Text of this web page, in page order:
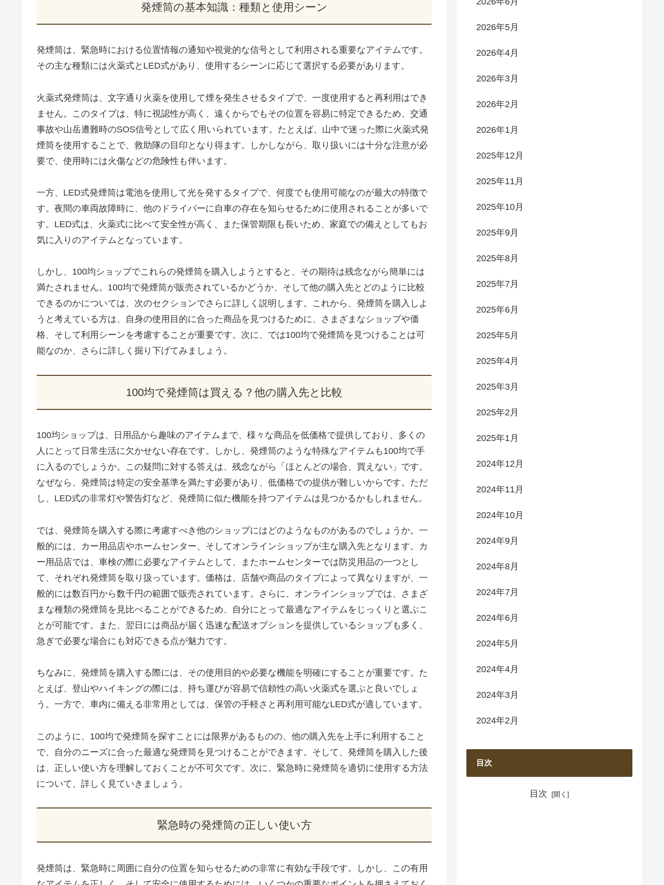
発煙筒の基本知識：種類と使用シーン
発煙筒は、緊急時における位置情報の通知や視覚的な信号として利用される重要なアイテムです。
その主な種類には火薬式とLED式があり、使用するシーンに応じて選択する必要があります。
火薬式発煙筒は、文字通り火薬を使用して煙を発生させるタイプで、一度使用すると再利用はでき
ません。このタイプは、特に視認性が高く、遠くからでもその位置を容易に特定できるため、交通
事故や山岳遭難時のSOS信号として広く用いられています。たとえば、山中で迷った際に火薬式発
煙筒を使用することで、救助隊の目印となり得ます。しかしながら、取り扱いには十分な注意が必
要で、使用時には火傷などの危険性も伴います。
一方、LED式発煙筒は電池を使用して光を発するタイプで、何度でも使用可能なのが最大の特徴で
す。夜間の車両故障時に、他のドライバーに自車の存在を知らせるために使用されることが多いで
す。LED式は、火薬式に比べて安全性が高く、また保管期限も長いため、家庭での備えとしてもお
気に入りのアイテムとなっています。
しかし、100均ショップでこれらの発煙筒を購入しようとすると、その期待は残念ながら簡単には
満たされません。100均で発煙筒が販売されているかどうか、そして他の購入先とどのように比較
できるのかについては、次のセクションでさらに詳しく説明します。これから、発煙筒を購入しよ
うと考えている方は、自身の使用目的に合った商品を見つけるために、さまざまなショップや価
格、そして利用シーンを考慮することが重要です。次に、では100均で発煙筒を見つけることは可
能なのか、さらに詳しく掘り下げてみましょう。
100均で発煙筒は買える？他の購入先と比較
100均ショップは、日用品から趣味のアイテムまで、様々な商品を低価格で提供しており、多くの
人にとって日常生活に欠かせない存在です。しかし、発煙筒のような特殊なアイテムも100均で手
に入るのでしょうか。この疑問に対する答えは、残念ながら「ほとんどの場合、買えない」です。
なぜなら、発煙筒は特定の安全基準を満たす必要があり、低価格での提供が難しいからです。ただ
し、LED式の非常灯や警告灯など、発煙筒に似た機能を持つアイテムは見つかるかもしれません。
では、発煙筒を購入する際に考慮すべき他のショップにはどのようなものがあるのでしょうか。一
般的には、カー用品店やホームセンター、そしてオンラインショップが主な購入先となります。カ
ー用品店では、車検の際に必要なアイテムとして、またホームセンターでは防災用品の一つとし
て、それぞれ発煙筒を取り扱っています。価格は、店舗や商品のタイプによって異なりますが、一
般的には数百円から数千円の範囲で販売されています。さらに、オンラインショップでは、さまざ
まな種類の発煙筒を見比べることができるため、自分にとって最適なアイテムをじっくりと選ぶこ
とが可能です。また、翌日には商品が届く迅速な配送オプションを提供しているショップも多く、
急ぎで必要な場合にも対応できる点が魅力です。
ちなみに、発煙筒を購入する際には、その使用目的や必要な機能を明確にすることが重要です。た
とえば、登山やハイキングの際には、持ち運びが容易で信頼性の高い火薬式を選ぶと良いでしょ
う。一方で、車内に備える非常用としては、保管の手軽さと再利用可能なLED式が適しています。
このように、100均で発煙筒を探すことには限界があるものの、他の購入先を上手に利用すること
で、自分のニーズに合った最適な発煙筒を見つけることができます。そして、発煙筒を購入した後
は、正しい使い方を理解しておくことが不可欠です。次に、緊急時に発煙筒を適切に使用する方法
について、詳しく見ていきましょう。
緊急時の発煙筒の正しい使い方
発煙筒は、緊急時に周囲に自分の位置を知らせるための非常に有効な手段です。しかし、この有用
2026年5月
2026年4月
2026年3月
2026年2月
2026年1月
2025年12月
2025年11月
2025年10月
2025年9月
2025年8月
2025年7月
2025年6月
2025年5月
2025年4月
2025年3月
2025年2月
2025年1月
2024年12月
2024年11月
2024年10月
2024年9月
2024年8月
2024年7月
2024年6月
2024年5月
2024年4月
2024年3月
2024年2月
目次
目次